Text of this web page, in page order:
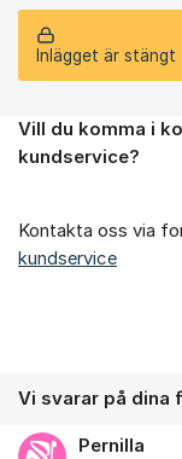
Inlägget är
Om forumet
Vill du komma i
kundservice?
Kontakta oss via
kundservice
Vi svarar på dina
Pernilla